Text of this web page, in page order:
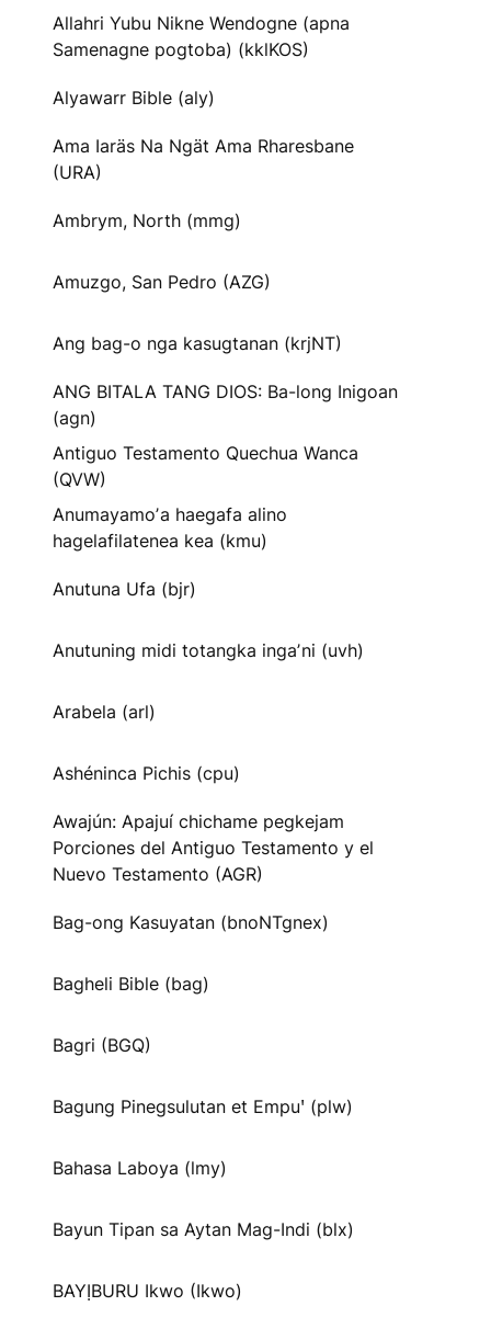
Allahri Yubu Nikne Wendogne (apna
Samenagne pogtoba) (kklKOS)
Alyawarr Bible (aly)
Ama Iaräs Na Ngät Ama Rharesbane
(URA)
Ambrym, North (mmg)
Amuzgo, San Pedro (AZG)
Ang bag-o nga kasugtanan (krjNT)
ANG BITALA TANG DIOS: Ba-long Inigoan
(agn)
Antiguo Testamento Quechua Wanca
(QVW)
Anumayamoʼa haegafa alino
hagelafilatenea kea (kmu)
Anutuna Ufa (bjr)
Anutuning midi totangka ingaʼni (uvh)
Arabela (arl)
Ashéninca Pichis (cpu)
Awajún: Apajuí chichame pegkejam
Porciones del Antiguo Testamento y el
Nuevo Testamento (AGR)
Bag-ong Kasuyatan (bnoNTgnex)
Bagheli Bible (bag)
Bagri (BGQ)
Bagung Pinegsulutan et Empuꞌ (plw)
Bahasa Laboya (lmy)
Bayun Tipan sa Aytan Mag-Indi (blx)
BAYỊBURU Ikwo (Ikwo)